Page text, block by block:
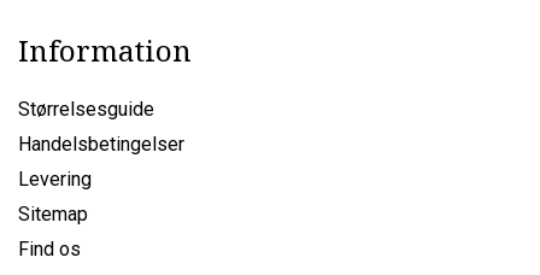
Information
Størrelsesguide
Handelsbetingelser
Levering
Sitemap
Find os